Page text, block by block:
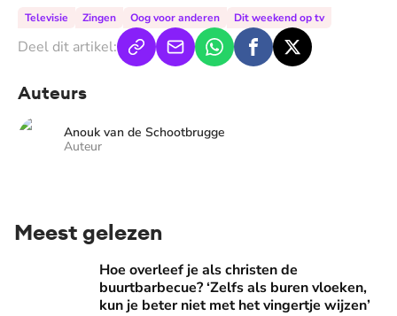
Televisie Zingen Oog voor anderen Dit weekend op tv
Deel dit artikel:
Auteurs
Anouk van de Schootbrugge
Auteur
Meest gelezen
Hoe overleef je als christen de buurtbarbecue? ‘Zelfs als
Hoe overleef je als christen de
buurtbarbecue? ‘Zelfs als buren vloeken,
kun je beter niet met het vingertje wijzen’